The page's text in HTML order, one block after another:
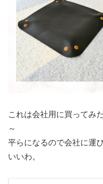
これは会社用に買ってみ
～
平らになるので会社に運
いいわ。